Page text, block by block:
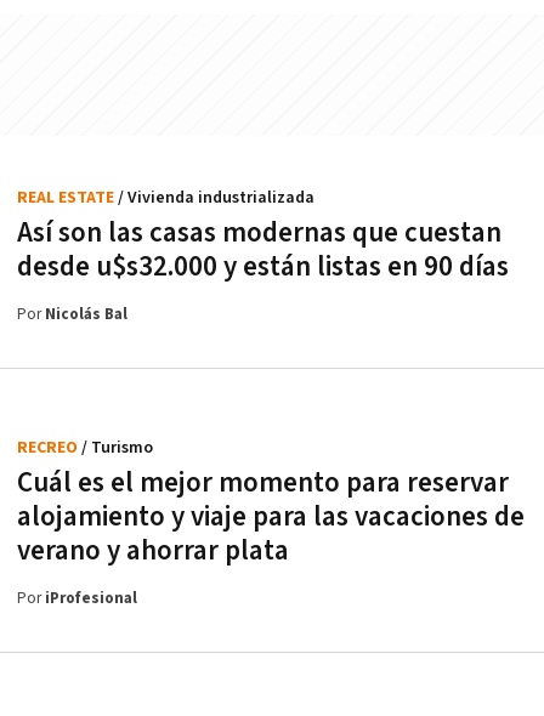
Así son las casas modernas que cuestan
desde u$s32.000 y están listas en 90 días
REAL ESTATE/ Vivienda industrializada
PorNicolás Bal
Cuál es el mejor momento para reservar
alojamiento y viaje para las vacaciones de
verano y ahorrar plata
RECREO / Turismo
PoriProfesional